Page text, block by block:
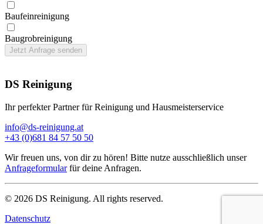
Bau­feinreinigung
Baugrob­reinigung
Jetzt Anfrage senden
DS Reinigung
Ihr perfekter Partner für Reinigung und Hausmeisterservice
info@ds-reinigung.at
+43 (0)681 84 57 50 50
Wir freuen uns, von dir zu hören! Bitte nutze ausschließlich unser
Anfrageformularfür deine Anfragen.
© 2026 DS Reinigung. All rights reserved.
Datenschutz